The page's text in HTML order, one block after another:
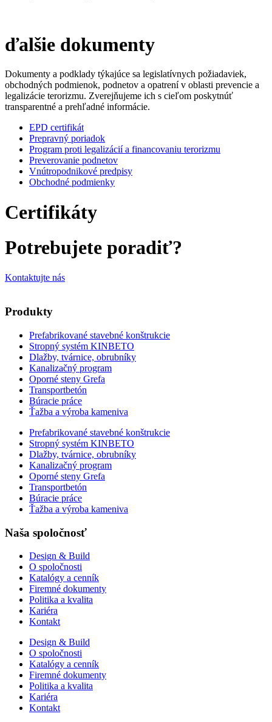
ďalšie dokumenty
Dokumenty a podklady týkajúce sa legislatívnych požiadaviek,
obchodných podmienok, podnetov a opatrení v oblasti prevencie a
legalizácie terorizmu. Zverejňujeme ich s cieľom poskytnúť
transparentné a prehľadné informácie.
EPD certifikát
Prepravný poriadok
Program proti legalizácií a financovaniu terorizmu
Preverovanie podnetov
Vnútropodnikové predpisy
Obchodné podmienky
Certifikáty
Potrebujete poradiť?
Kontaktujte nás
Produkty
Prefabrikované stavebné konštrukcie
Stropný systém KINBETO
Dlažby, tvárnice, obrubníky
Kanalizačný program
Oporné steny Grefa
Transportbetón
Búracie práce
Ťažba a výroba kameniva
Prefabrikované stavebné konštrukcie
Stropný systém KINBETO
Dlažby, tvárnice, obrubníky
Kanalizačný program
Oporné steny Grefa
Transportbetón
Búracie práce
Ťažba a výroba kameniva
Naša spoločnosť
Design & Build
O spoločnosti
Katalógy a cenník
Firemné dokumenty
Politika a kvalita
Kariéra
Kontakt
Design & Build
O spoločnosti
Katalógy a cenník
Firemné dokumenty
Politika a kvalita
Kariéra
Kontakt